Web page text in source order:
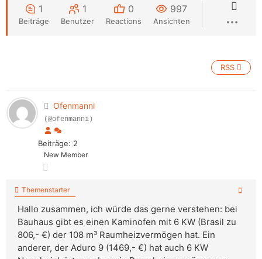
1
Beiträge
1
Benutzer
0
Reactions
997
Ansichten
RSS
Ofenmanni
(@ofenmanni)
Beiträge: 2
New Member
Themenstarter
Hallo zusammen, ich würde das gerne verstehen: bei
Bauhaus gibt es einen Kaminofen mit 6 KW (Brasil zu
806,- €) der 108 m³ Raumheizvermögen hat. Ein
anderer, der Aduro 9 (1469,- €) hat auch 6 KW